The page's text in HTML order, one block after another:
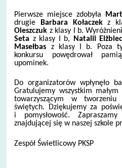
Pierwsze miejsce zdobyła
drugie
Barbara Kołaczekz
Oleszczuk z klasy I b.
Seta z klasy I b, Natalii
Masełbas z klasy I b. Poza
konkursu powędrował
upominek.
Do organizatorów wpłynęło
Gratulujemy wszystkim
towarzyszącym w
świętych. Dziękujemy za
i pomysłowość.
znajdującej się w naszej szkole
Zespół Świetlicowy PKSP